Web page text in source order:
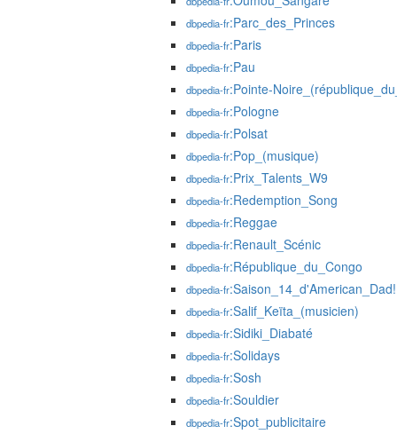
dbpedia-fr:Parc_des_Princes
dbpedia-fr:Paris
dbpedia-fr:Pau
dbpedia-fr:Pointe-
dbpedia-fr:Pologne
dbpedia-fr:Polsat
dbpedia-fr:Pop_(musique)
dbpedia-fr:Prix_Talents_W9
dbpedia-fr:Redemption_Song
dbpedia-fr:Reggae
dbpedia-fr:Renault_Scénic
dbpedia-fr:République_du_Congo
dbpedia-fr:Saison_14_d'American_Dad!
dbpedia-fr:Salif_Keïta_(musicien)
dbpedia-fr:Sidiki_Diabaté
dbpedia-fr:Solidays
dbpedia-fr:Sosh
dbpedia-fr:Souldier
dbpedia-fr:Spot_publicitaire